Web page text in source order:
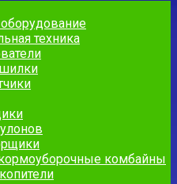
техника
комбайны